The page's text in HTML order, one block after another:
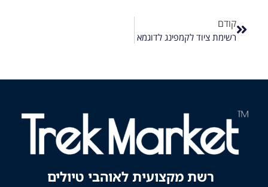
קודם
רשימת ציוד לקמפינג לדוגמא
רשת מקצועית לאוהבי טיולים